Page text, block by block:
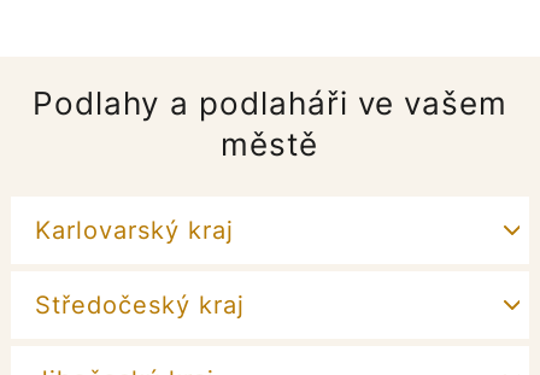
Podlahy a podlaháři ve vašem
městě
Karlovarský kraj
Středočeský kraj